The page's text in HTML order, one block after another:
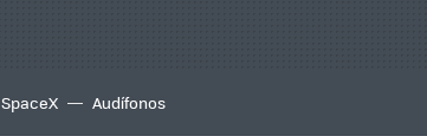
SpaceX Audífonos